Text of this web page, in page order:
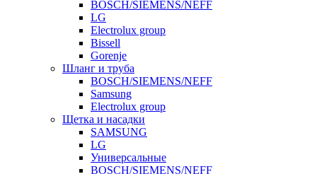
BOSCH/SIEMENS/NEFF
LG
Electrolux group
Bissell
Gorenje
Шланг и труба
BOSCH/SIEMENS/NEFF
Samsung
Electrolux group
Щетка и насадки
SAMSUNG
LG
Универсальные
BOSCH/SIEMENS/NEFF